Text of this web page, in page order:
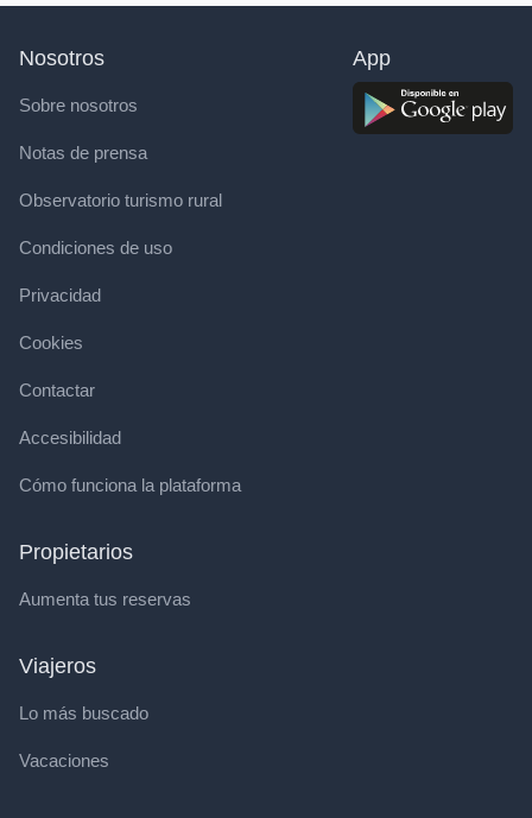
Nosotros
Sobre nosotros
Notas de prensa
Observatorio turismo rural
Condiciones de uso
Privacidad
Cookies
Contactar
Accesibilidad
Cómo funciona la plataforma
Propietarios
Aumenta tus reservas
Viajeros
Lo más buscado
Vacaciones
App